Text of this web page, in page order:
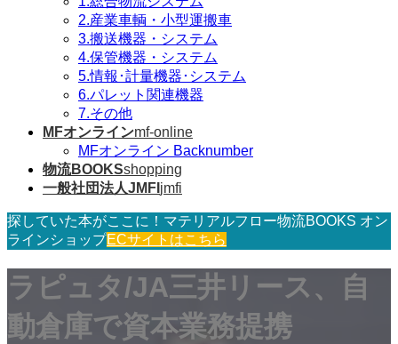
2.産業車輌・小型運搬車
3.搬送機器・システム
4.保管機器・システム
5.情報･計量機器･システム
6.パレット関連機器
7.その他
MFオンラインmf-online
MFオンライン Backnumber
物流BOOKSshopping
一般社団法人JMFI jmfi
探していた本がここに！マテリアルフロー物流BOOKS オン
ラインショップECサイトはこちら
ラピュタ/JA三井リース、自
動倉庫で資本業務提携